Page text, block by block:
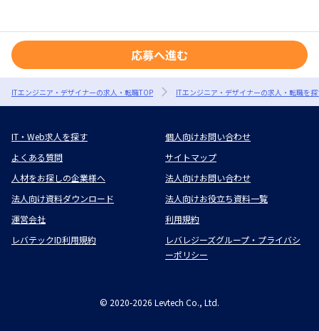
応募へ進む
ITエンジニア・デザイナーの求人・転職TOP ITエンジニア・デザイナーの求人・転職を
IT・Web求人を探す
個人向けお問い合わせ
よくある質問
サイトマップ
人材をお探しの企業様へ
法人向けお問い合わせ
法人向け資料ダウンロード
法人向けお役立ち資料一覧
運営会社
利用規約
レバテックID利用規約
レバレジーズグループ・プライバシ
ーポリシー
© 2020-2026 Levtech Co., Ltd.